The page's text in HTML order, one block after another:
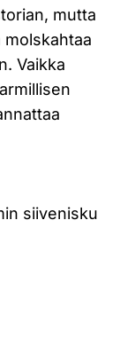
mutta
molskahtaa
Vaikka
siivenisku